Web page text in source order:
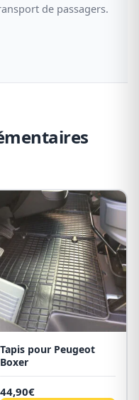
de passagers.
Tapis pour Peugeot
Boxer
44,90€